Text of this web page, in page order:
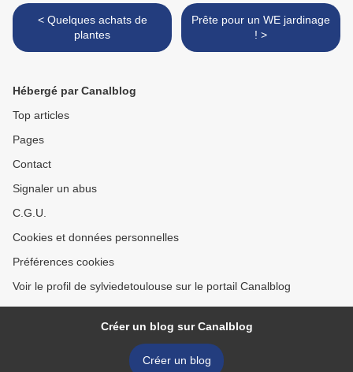
< Quelques achats de
plantes
Prête pour un WE jardinage
! >
Hébergé par Canalblog
Top articles
Pages
Contact
Signaler un abus
C.G.U.
Cookies et données personnelles
Préférences cookies
Voir le profil de sylviedetoulouse sur le portail Canalblog
Créer un blog sur Canalblog
Créer un blog